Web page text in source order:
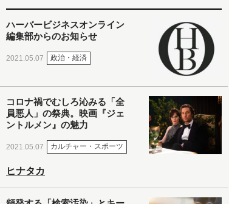
ハーバービジネスオンライン
編集部からのお知らせ
2021.05.07 政治・経済
コロナ禍でむしろ沁みる「全
員悪人」の祭典。映画『ジェ
ントルメン』の魅力
2021.05.07 カルチャー・スポーツ
ヒナタカ